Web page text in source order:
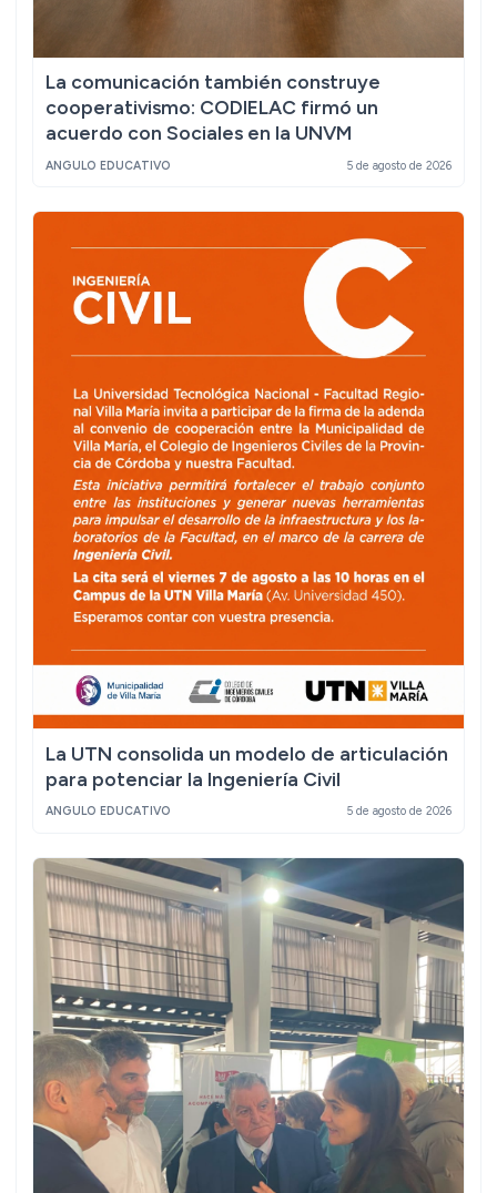
La comunicación también construye
cooperativismo: CODIELAC firmó un
acuerdo con Sociales en la UNVM
ANGULO EDUCATIVO 5 de agosto de 2026
La UTN consolida un modelo de articulación
para potenciar la Ingeniería Civil
ANGULO EDUCATIVO 5 de agosto de 2026